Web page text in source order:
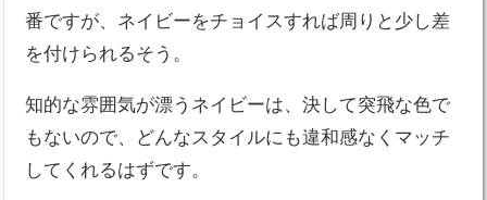
番ですが、ネイビーをチョイスすれば周りと少し差
を付けられるそう。
知的な雰囲気が漂うネイビーは、決して突飛な色で
もないので、どんなスタイルにも違和感なくマッチ
してくれるはずです。